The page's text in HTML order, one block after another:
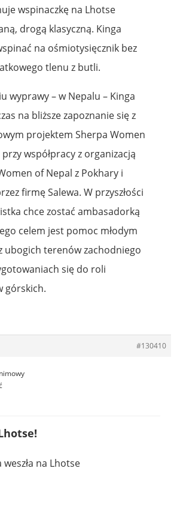
wspinaczkę na Lhotse
drogą klasyczną. Kinga
na ośmiotysięcznik bez
tlenu z butli.
wyprawy – w Nepalu – Kinga
na bliższe zapoznanie się z
projektem Sherpa Women
współpracy z organizacją
of Nepal z Pokhary i
firmę Salewa. W przyszłości
chce zostać ambasadorką
celem jest pomoc młodym
ubogich terenów zachodniego
się do roli
górskich.
#130410
weszła na Lhotse